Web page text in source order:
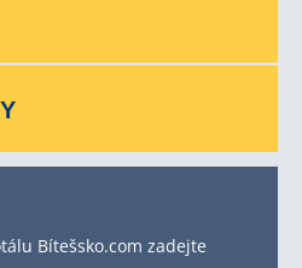
Bítešsko.com zadejte